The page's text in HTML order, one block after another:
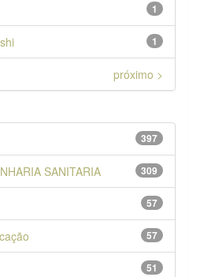
1
1
próximo >
397
309
SANITARIA
57
57
51